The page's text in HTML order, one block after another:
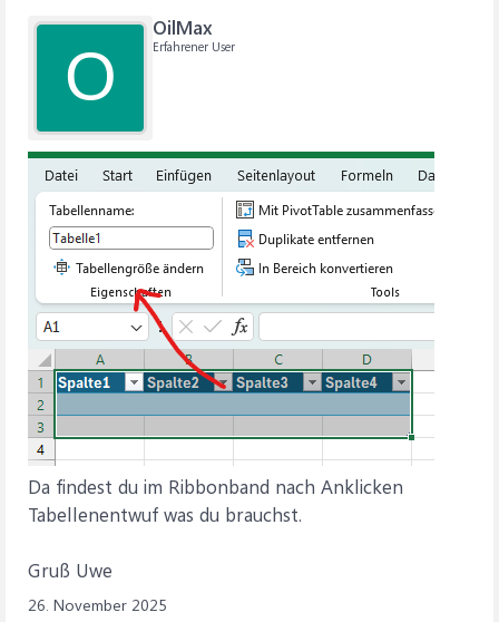
O
OilMax
Erfahrener User
Da findest du im Ribbonband nach Anklicken
Tabellenentwuf was du brauchst.
Gruß Uwe
26. November 2025